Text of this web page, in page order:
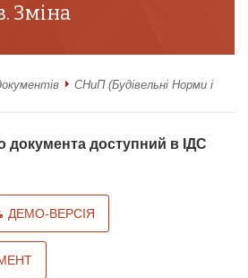
Зміна
СНиП (Будівельні Норми і
документа доступний в ІДС
ДЕМО-ВЕРСІЯ